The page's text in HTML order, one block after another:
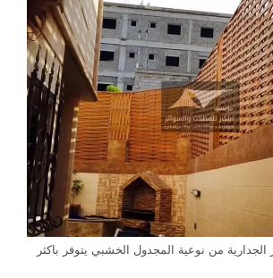
الجدارية من نوعية المجدول الخشبي يتوفر باكثر